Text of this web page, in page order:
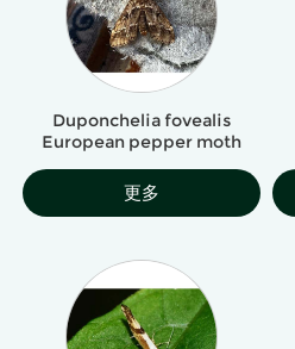
Duponchelia fovealis
European pepper moth
更多